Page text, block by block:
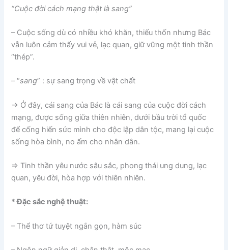
“Cuộc đời cách mạng thật là sang”
– Cuộc sống dù có nhiều khó khăn, thiếu thốn nhưng Bác
vẫn luôn cảm thấy vui vẻ, lạc quan, giữ vững một tinh thần
“thép”.
– “sang” : sự sang trọng về vật chất
-> Ở đây, cái sang của Bác là cái sang của cuộc đời cách
mạng, được sống giữa thiên nhiên, dưới bầu trời tổ quốc
để cống hiến sức mình cho độc lập dân tộc, mang lại cuộc
sống hòa bình, no ấm cho nhân dân.
=> Tinh thần yêu nước sâu sắc, phong thái ung dung, lạc
quan, yêu đời, hòa hợp với thiên nhiên.
* Đặc sắc nghệ thuật:
– Thể thơ tứ tuyệt ngắn gọn, hàm súc